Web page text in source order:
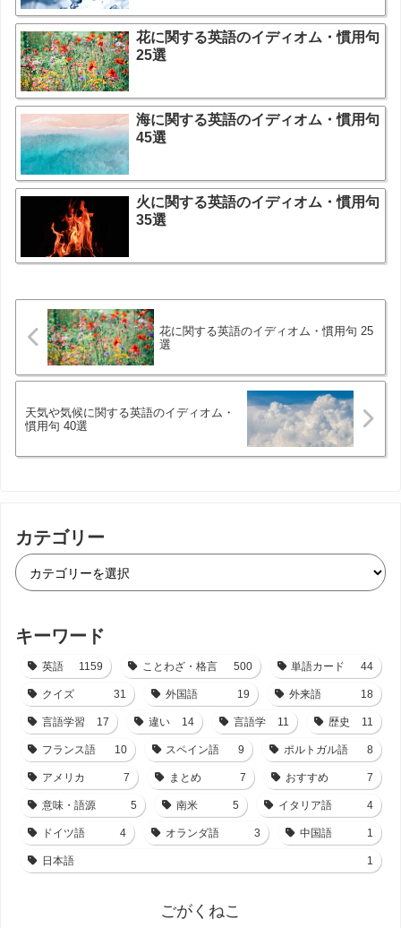
花に関する英語のイディオム・慣用句
25選
海に関する英語のイディオム・慣用句
45選
火に関する英語のイディオム・慣用句
35選
花に関する英語のイディオム・慣用句 25
選
天気や気候に関する英語のイディオム・
慣用句 40選
カテゴリー
キーワード
英語 1159 ことわざ・格言 500 単語カード 44
クイズ 31 外国語 19 外来語 18
言語学習 17 違い 14 言語学 11 歴史 11
フランス語 10 スペイン語 9 ポルトガル語 8
アメリカ 7 まとめ 7 おすすめ 7
意味・語源 5 南米 5 イタリア語 4
ドイツ語 4 オランダ語 3 中国語 1
日本語 1
ごがくねこ